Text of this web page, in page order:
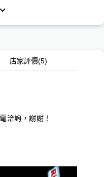
店家評價(5)
洽詢，謝謝！